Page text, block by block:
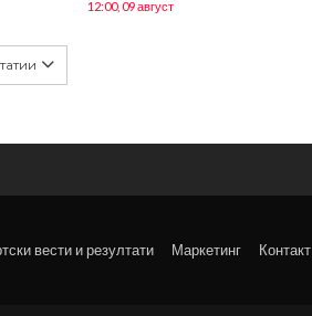
12:00, 09 август
вести и резултати Маркетинг Контакт